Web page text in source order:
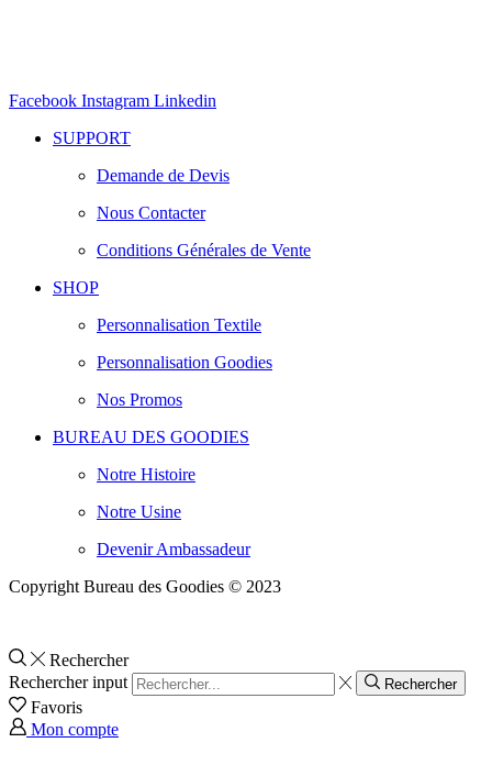
Facebook Instagram Linkedin
SUPPORT
Demande de Devis
Nous Contacter
Conditions Générales de Vente
SHOP
Personnalisation Textile
Personnalisation Goodies
Nos Promos
BUREAU DES GOODIES
Notre Histoire
Notre Usine
Devenir Ambassadeur
Copyright Bureau des Goodies © 2023
Rechercher
Rechercher input
Rechercher
Favoris
Mon compte